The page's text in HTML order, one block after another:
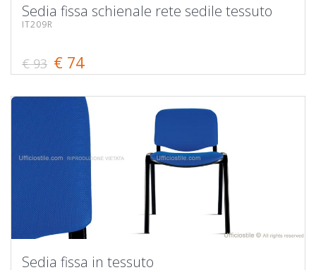
Sedia fissa schienale rete sedile tessuto
IT209R
€ 93 € 74
Sedia fissa in tessuto